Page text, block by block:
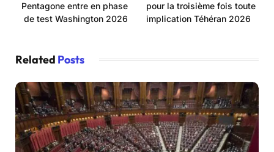
Pentagone entre en phase
de test Washington 2026
pour la troisième fois toute
implication Téhéran 2026
Related Posts